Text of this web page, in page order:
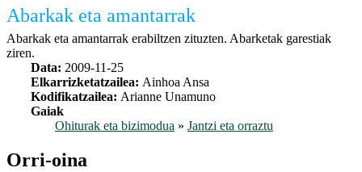
Abarkak eta amantarrak
Abarkak eta amantarrak erabiltzen zituzten. Abarketak garestiak
ziren.
Data: 2009-11-25
Elkarrizketatzailea: Ainhoa Ansa
Kodifikatzailea: Arianne Unamuno
Gaiak
Ohiturak eta bizimodua » Jantzi eta orraztu
Orri-oina